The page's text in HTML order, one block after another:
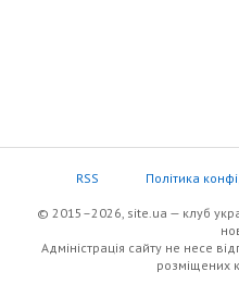
RSS Політика
© 2015–2026, site.ua — клуб
Адміністрація сайту не несе
розміщених